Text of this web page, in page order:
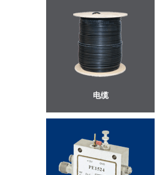
电缆